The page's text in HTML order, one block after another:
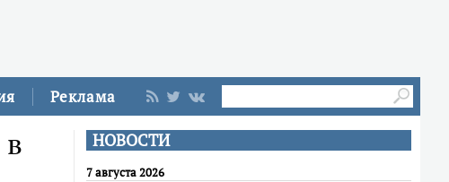
Реклама
НОВОСТИ
7 августа 2026